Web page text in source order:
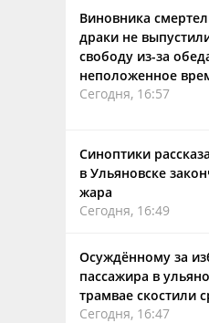
Виновника
драки не
свободу из-за
неположенное
Сегодня, 16:57
Синоптики
в Ульяновске
жара
Сегодня, 16:49
Осуждённому за
пассажира в
трамвае скостили
Сегодня, 16:47